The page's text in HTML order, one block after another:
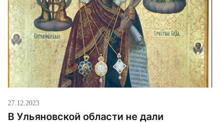
27.12.2023
В Ульяновской области не дали